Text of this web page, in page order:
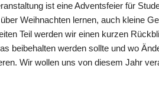
ist eine Adventsfeier für
Weihnachten lernen, auch kleine
Teil werden wir einen kurzen
beibehalten werden sollte und wo
Wir wollen uns von diesem Jahr